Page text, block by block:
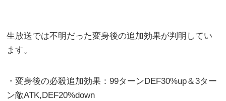
生放送では不明だった変身後の追加効果が判明してい
ます。
・変身後の必殺追加効果：99ターンDEF30%up＆3ター
ン敵ATK,DEF20%down